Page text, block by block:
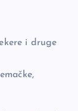
i druge